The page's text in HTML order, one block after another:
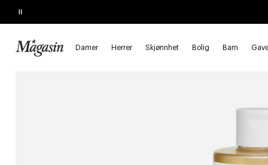
Pause
Damer Herrer Skjønnhet Bolig Barn
SLUTTER SNART
Forside Skjønnhet Hudpleie Kroppspleie Dusjsåpe